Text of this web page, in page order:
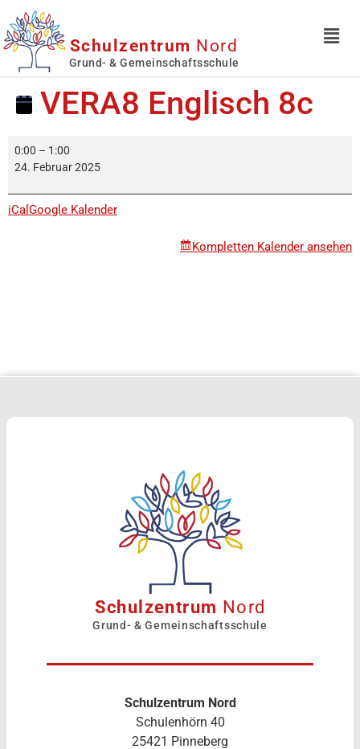
Schulzentrum Nord
Grund- & Gemeinschaftsschule
VERA8 Englisch 8c
0:00 – 1:00
24. Februar 2025
iCal Google Kalender
Kompletten Kalender ansehen
Schulzentrum Nord
Grund- & Gemeinschaftsschule
Schulzentrum Nord
Schulenhörn 40
25421 Pinneberg